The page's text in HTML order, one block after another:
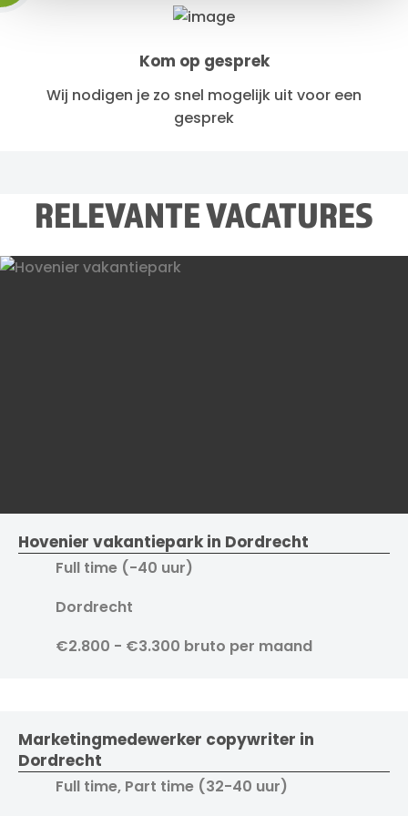
Kom op gesprek
Wij nodigen je zo snel mogelijk uit voor een
gesprek
RELEVANTE VACATURES
Hovenier vakantiepark in Dordrecht
Full time (-40 uur)
Dordrecht
€2.800 - €3.300 bruto per maand
Marketingmedewerker copywriter in
Dordrecht
Full time, Part time (32-40 uur)